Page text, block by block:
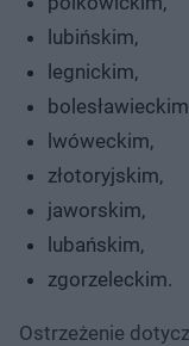
lubińskim,
legnickim,
lwóweckim,
złotoryjskim,
jaworskim,
lubańskim,
zgorzeleckim.
Ostrzeżenie